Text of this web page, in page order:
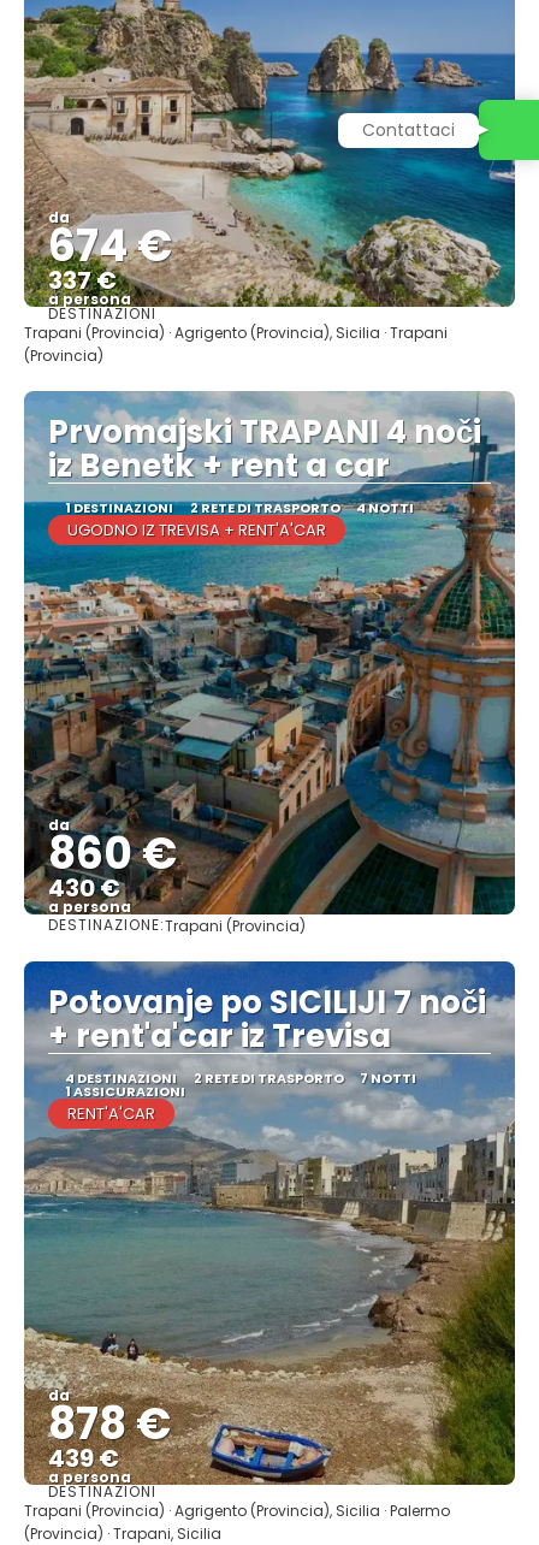
da
674 €
337 €
a persona
Vedere
DESTINAZIONI
Trapani (Provincia) · Agrigento (Provincia), Sicilia · Trapani
(Provincia)
Prvomajski TRAPANI 4 noči
iz Benetk + rent a car
1 DESTINAZIONI 2 RETE DI TRASPORTO 4 NOTTI
UGODNO IZ TREVISA + RENT'A'CAR
da
860 €
430 €
a persona
Vedere
DESTINAZIONE:Trapani (Provincia)
Potovanje po SICILIJI 7 noči
+ rent'a'car iz Trevisa
4 DESTINAZIONI 2 RETE DI TRASPORTO 7 NOTTI
1 ASSICURAZIONI
RENT'A'CAR
da
878 €
439 €
a persona
Vedere
DESTINAZIONI
Trapani (Provincia) · Agrigento (Provincia), Sicilia · Palermo
(Provincia) · Trapani, Sicilia
Contattaci